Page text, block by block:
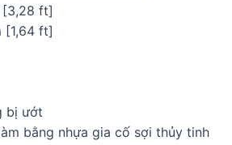
[3,28 ft]
[1,64 ft]
bị ướt
bằng nhựa gia cố sợi thủy tinh